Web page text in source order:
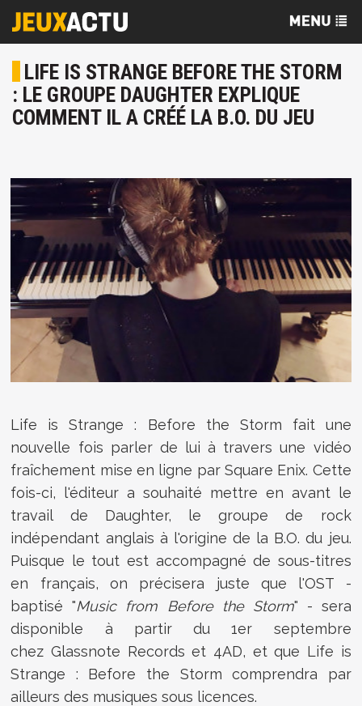
LIFE IS STRANGE BEFORE THE STORM
: LE GROUPE DAUGHTER EXPLIQUE
COMMENT IL A CRÉÉ LA B.O. DU JEU
Life is Strange : Before the Storm fait une
nouvelle fois parler de lui à travers une vidéo
fraîchement mise en ligne par Square Enix. Cette
fois-ci, l'éditeur a souhaité mettre en avant le
travail de Daughter, le groupe de rock
indépendant anglais à l'origine de la B.O. du jeu.
Puisque le tout est accompagné de sous-titres
en français, on précisera juste que l'OST -
baptisé "Music from Before the Storm" - sera
disponible à partir du 1er septembre
chezGlassnote Records et 4AD, et que Life is
Strange : Before the Storm comprendra par
ailleurs des musiques sous licences.